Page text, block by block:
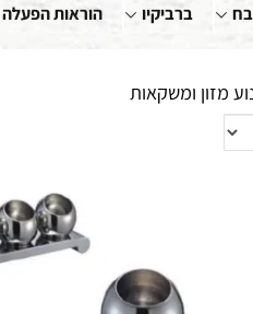
ברביקיו הוראות הפעלה
מזון ומשקאות